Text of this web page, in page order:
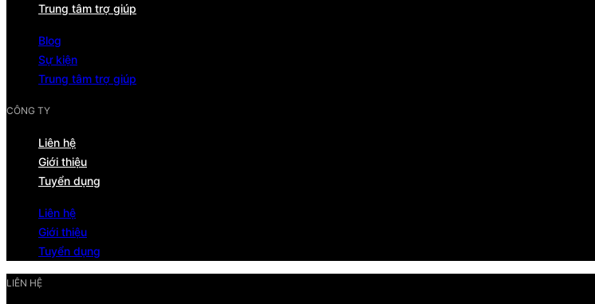
Trung tâm trợ giúp
Blog
Sự kiện
Trung tâm trợ giúp
CÔNG TY
Liên hệ
Giới thiệu
Tuyển dụng
Liên hệ
Giới thiệu
Tuyển dụng
LIÊN HỆ